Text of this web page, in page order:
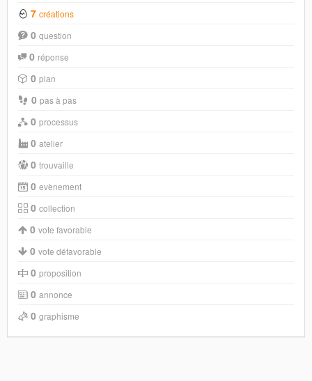
7 créations
0 question
0 réponse
0 plan
0 pas à pas
0 processus
0 atelier
0 trouvaille
0 evènement
0 collection
0 vote favorable
0 vote défavorable
0 proposition
0 annonce
0 graphisme